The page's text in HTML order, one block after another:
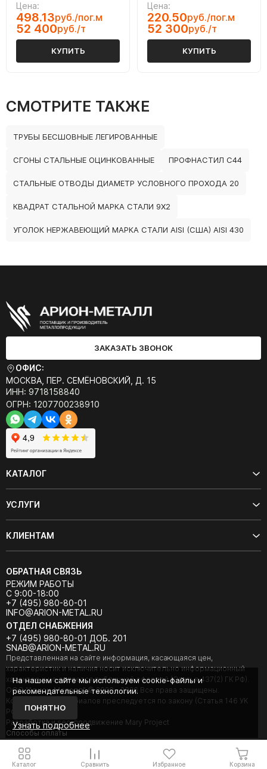
Каталог Сравнить Избранное Корзина
Цена:
498.13руб./пог.м
52 400руб./т
КУПИТЬ
Цена:
220.50руб./пог.м
52 300руб./т
КУПИТЬ
СМОТРИТЕ ТАКЖЕ
ТРУБЫ БЕСШОВНЫЕ ЛЕГИРОВАННЫЕ
СГОНЫ СТАЛЬНЫЕ ОЦИНКОВАННЫЕ ПРОФНАСТИЛ С44
СТАЛЬНЫЕ ОТВОДЫ ДИАМЕТР УСЛОВНОГО ПРОХОДА 20
КВАДРАТ СТАЛЬНОЙ МАРКА СТАЛИ 9Х2
УГОЛОК НЕРЖАВЕЮЩИЙ МАРКА СТАЛИ AISI (США) AISI 430
ЗАКАЗАТЬ ЗВОНОК
ОФИС:
МОСКВА, ПЕР. СЕМЁНОВСКИЙ, Д. 15
ИНН: 9718158840
ОГРН: 1207700238910
КАТАЛОГ
УСЛУГИ
КЛИЕНТАМ
ОБРАТНАЯ СВЯЗЬ
РЕЖИМ РАБОТЫ
С 9:00-18:00
+7 (495) 980-80-01
INFO@ARION-METAL.RU
ОТДЕЛ СНАБЖЕНИЯ
+7 (495) 980-80-01 ДОБ. 201
SNAB@ARION-METAL.RU
Представленная на сайте информация, касающаяся цен,
характеристик и наличия носит исключительно информационный
характер и не является публичной офертой (Статья 437(2) ГК РФ).
ООО "Арион-Металл" © 2020 - 2026 Все права защищены.
Копирование материалов преследуется по закону (Статья 146 УК
РФ).
Разработка и seo-продвижение Mary Project
Cпособы оплаты
На нашем сайте мы используем cookie-файлы и
рекомендательные технологии.
ПОНЯТНО
Узнать подробнее